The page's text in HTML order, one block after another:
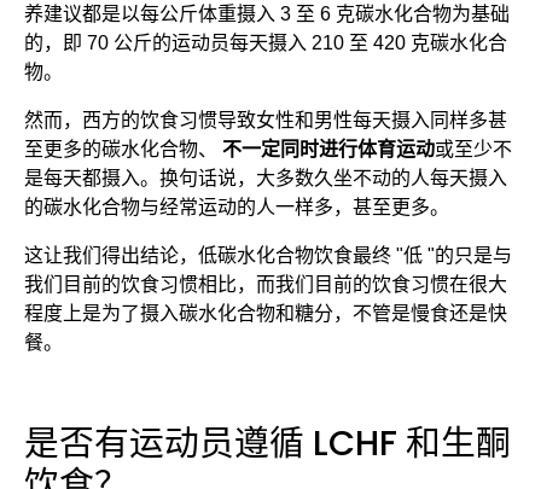
养建议都是以每公斤体重摄入 3 至 6 克碳水化合物为基础
的，即 70 公斤的运动员每天摄入 210 至 420 克碳水化合
物。
然而，西方的饮食习惯导致女性和男性每天摄入同样多甚
至更多的碳水化合物、 不一定同时进行体育运动或至少不
是每天都摄入。换句话说，大多数久坐不动的人每天摄入
的碳水化合物与经常运动的人一样多，甚至更多。
这让我们得出结论，低碳水化合物饮食最终 "低 "的只是与
我们目前的饮食习惯相比，而我们目前的饮食习惯在很大
程度上是为了摄入碳水化合物和糖分，不管是慢食还是快
餐。
是否有运动员遵循 LCHF 和生酮